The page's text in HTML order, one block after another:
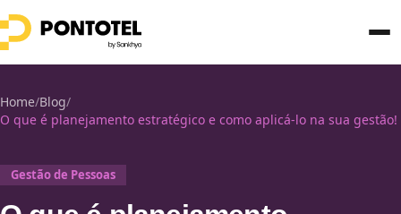
Home/Blog/
O que é planejamento estratégico e como aplicá-lo na sua gestão!
Gestão de Pessoas